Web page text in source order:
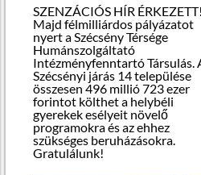
SZENZÁCIÓS HÍR
Majd félmilliárdos pályázatot
nyert a Szécsény Térsége
Humánszolgáltató
Intézményfenntartó Társulás.
Szécsényi járás 14 települése
összesen 496 millió 723 ezer
forintot költhet a helybéli
gyerekek esélyeit növelő
programokra és az ehhez
szükséges beruházásokra.
Gratulálunk!